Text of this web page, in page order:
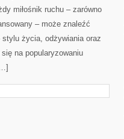
miłośnik ruchu – zarówno
– może znaleźć
stylu życia, odżywiania oraz
na popularyzowaniu